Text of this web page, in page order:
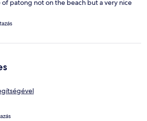
of patong not on the beach but a very nice